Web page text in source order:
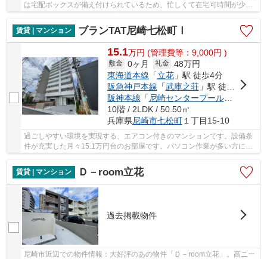
は宅配ボックスが備え付けられているため、忙しくて在宅可時間が少な
賃貸 | マンション
ブランTAT尼崎七松町Ⅰ
15.1万円 (管理費等：9,000円 )
敷金 0ヶ月 礼金 48万円
東海道本線 「立花」駅 徒歩4分
阪急神戸本線 「武庫之荘」駅 徒歩31分
阪神本線 「 尼崎センタープール前
10階 / 2LDK / 50.50㎡
兵庫県尼崎市七松町１丁目15-10
過ごしやすい環境を実現する、エアコン付きのマンションです。設備条
件が充実した月々15.1万円台のお部屋です。パソコン作業が多い方には
もってこいの物件マンション、光回線導入済み...
賃貸 | マンション
Ｄ－room立花
過去掲載物件
尼崎市近辺での物件情報：大好評のあの物件「Ｄ－room立花」。高ニー